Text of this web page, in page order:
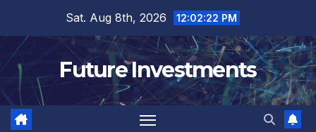
content
Sat. Aug 8th, 2026 12:02:23 PM
Future Investments